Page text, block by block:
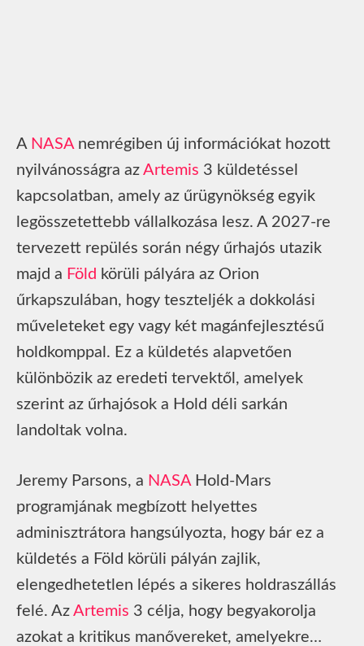
A NASA nemrégiben új információkat hozott
nyilvánosságra az Artemis 3 küldetéssel
kapcsolatban, amely az űrügynökség egyik
legösszetettebb vállalkozása lesz. A 2027-re
tervezett repülés során négy űrhajós utazik
majd a Föld körüli pályára az Orion
űrkapszulában, hogy teszteljék a dokkolási
műveleteket egy vagy két magánfejlesztésű
holdkomppal. Ez a küldetés alapvetően
különbözik az eredeti tervektől, amelyek
szerint az űrhajósok a Hold déli sarkán
landoltak volna.
Jeremy Parsons, a NASA Hold-Mars
programjának megbízott helyettes
adminisztrátora hangsúlyozta, hogy bár ez a
küldetés a Föld körüli pályán zajlik,
elengedhetetlen lépés a sikeres holdraszállás
felé. Az Artemis 3 célja, hogy begyakorolja
azokat a kritikus manővereket, amelyekre…